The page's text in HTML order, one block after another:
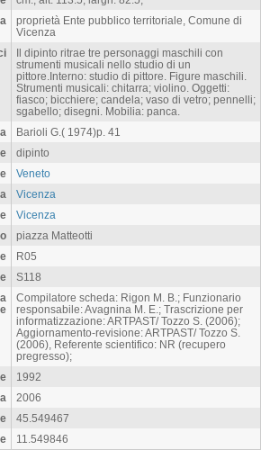
proprietà Ente pubblico territoriale, Comune di
Vicenza
Il dipinto ritrae tre personaggi maschili con
strumenti musicali nello studio di un
pittore.Interno: studio di pittore. Figure maschili.
Strumenti musicali: chitarra; violino. Oggetti:
fiasco; bicchiere; candela; vaso di vetro; pennelli;
sgabello; disegni. Mobilia: panca.
Barioli G.( 1974)p. 41
dipinto
Veneto
Vicenza
Vicenza
piazza Matteotti
R05
S118
Compilatore scheda: Rigon M. B.; Funzionario
responsabile: Avagnina M. E.; Trascrizione per
informatizzazione: ARTPAST/ Tozzo S. (2006);
Aggiornamento-revisione: ARTPAST/ Tozzo S.
(2006), Referente scientifico: NR (recupero
pregresso);
1992
2006
45.549467
11.549846